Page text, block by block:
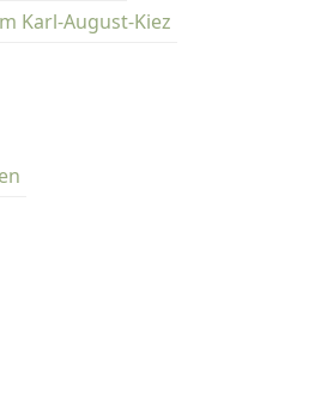
Karl-August-Kiez